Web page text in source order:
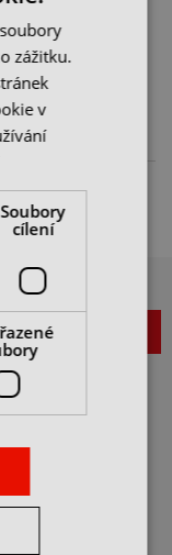
DO KOŠÍKU
ZAREGISTROVAT
OBCHODNÍ
ŘÁD
OSOBNÍCH
zážitku.
v
Soubory
cílení